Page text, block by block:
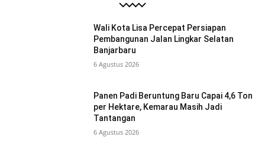
Wali Kota Lisa Percepat Persiapan
Pembangunan Jalan Lingkar Selatan
Banjarbaru
6 Agustus 2026
Panen Padi Beruntung Baru Capai 4,6 Ton
per Hektare, Kemarau Masih Jadi
Tantangan
6 Agustus 2026